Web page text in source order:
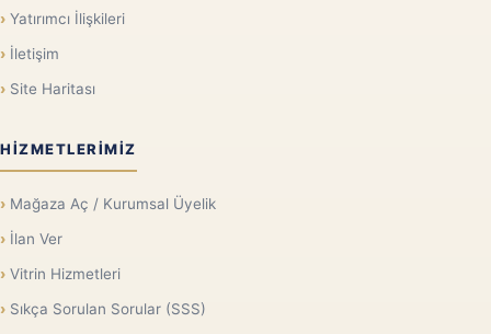
Yatırımcı İlişkileri
İletişim
Site Haritası
HIZMETLERIMIZ
Mağaza Aç / Kurumsal Üyelik
İlan Ver
Vitrin Hizmetleri
Sıkça Sorulan Sorular (SSS)